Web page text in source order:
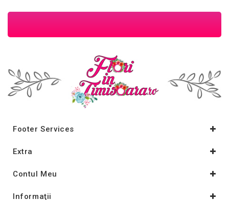
Footer Services
Extra
Contul Meu
Informaţii